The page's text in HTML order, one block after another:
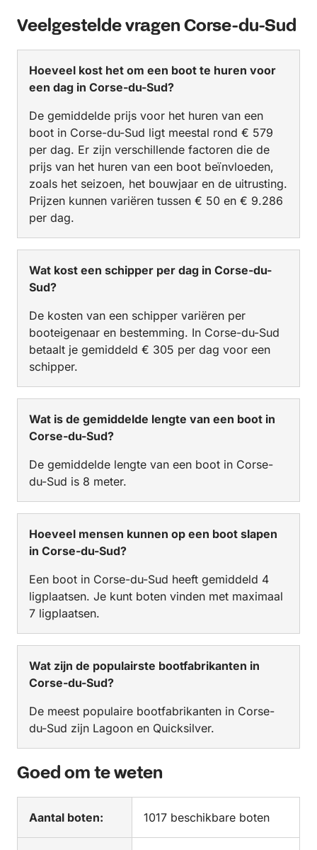
Veelgestelde vragen Corse-du-Sud
Hoeveel kost het om een boot te huren voor
een dag in Corse-du-Sud?
De gemiddelde prijs voor het huren van een
boot in Corse-du-Sud ligt meestal rond € 579
per dag. Er zijn verschillende factoren die de
prijs van het huren van een boot beïnvloeden,
zoals het seizoen, het bouwjaar en de uitrusting.
Prijzen kunnen variëren tussen € 50 en € 9.286
per dag.
Wat kost een schipper per dag in Corse-du-
Sud?
De kosten van een schipper variëren per
booteigenaar en bestemming. In Corse-du-Sud
betaalt je gemiddeld € 305 per dag voor een
schipper.
Wat is de gemiddelde lengte van een boot in
Corse-du-Sud?
De gemiddelde lengte van een boot in Corse-
du-Sud is 8 meter.
Hoeveel mensen kunnen op een boot slapen
in Corse-du-Sud?
Een boot in Corse-du-Sud heeft gemiddeld 4
ligplaatsen. Je kunt boten vinden met maximaal
7 ligplaatsen.
Wat zijn de populairste bootfabrikanten in
Corse-du-Sud?
De meest populaire bootfabrikanten in Corse-
du-Sud zijn Lagoon en Quicksilver.
Goed om te weten
Aantal boten: 1017 beschikbare boten